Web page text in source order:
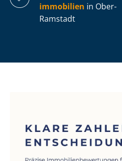
im­mo­bi­li­en in Ober-
Ramstadt